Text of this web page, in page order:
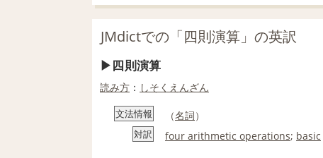
JMdictでの「四則演算」の英訳
四則演算
読み方 ： しそくえんざん
文法情報 （名詞）
対訳 four arithmetic operations; basic